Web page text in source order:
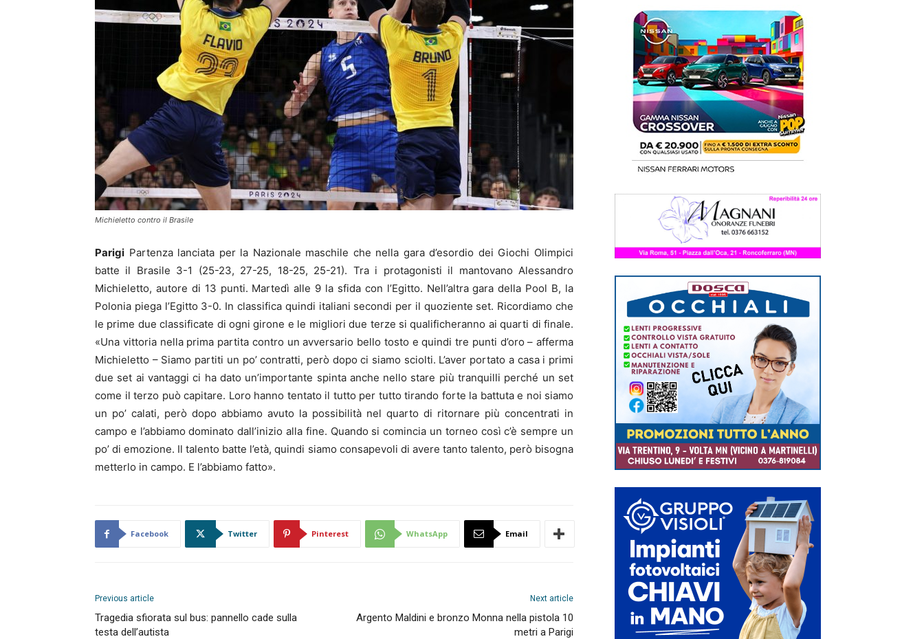
Michieletto contro il Brasile
Parigi Partenza lanciata per la Nazionale maschile che nella gara d’esordio dei Giochi Olimpici
batte il Brasile 3-1 (25-23, 27-25, 18-25, 25-21). Tra i protagonisti il mantovano Alessandro
Michieletto, autore di 13 punti. Martedì alle 9 la sfida con l’Egitto. Nell’altra gara della Pool B, la
Polonia piega l’Egitto 3-0. In classifica quindi italiani secondi per il quoziente set. Ricordiamo che
le prime due classificate di ogni girone e le migliori due terze si qualificheranno ai quarti di finale.
«Una vittoria nella prima partita contro un avversario bello tosto e quindi tre punti d’oro – afferma
Michieletto – Siamo partiti un po’ contratti, però dopo ci siamo sciolti. L’aver portato a casa i primi
due set ai vantaggi ci ha dato un’importante spinta anche nello stare più tranquilli perché un set
come il terzo può capitare. Loro hanno tentato il tutto per tutto tirando forte la battuta e noi siamo
un po’ calati, però dopo abbiamo avuto la possibilità nel quarto di ritornare più concentrati in
campo e l’abbiamo dominato dall’inizio alla fine. Quando si comincia un torneo così c’è sempre un
po’ di emozione. Il talento batte l’età, quindi siamo consapevoli di avere tanto talento, però bisogna
metterlo in campo. E l’abbiamo fatto».
Facebook Twitter Pinterest WhatsApp Email
Previous article
Tragedia sfiorata sul bus: pannello cade sulla
testa dell’autista
Next article
Argento Maldini e bronzo Monna nella pistola 10
metri a Parigi